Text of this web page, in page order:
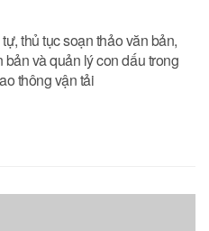
thủ tục soạn thảo văn bản,
và quản lý con dấu trong
thông vận tải